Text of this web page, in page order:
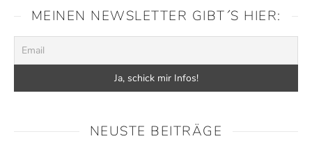
MEINEN NEWSLETTER GIBT´S HIER:
NEUSTE BEITRÄGE